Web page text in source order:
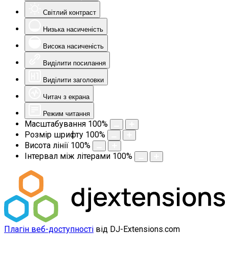
Світлий контраст
Низька насиченість
Висока насиченість
Виділити посилання
Виділити заголовки
Читач з екрана
Режим читання
Масштабування 100%
Розмір шрифту 100%
Висота лінії 100%
Інтервал між літерами 100%
Плагін веб-доступності від DJ-Extensions.com